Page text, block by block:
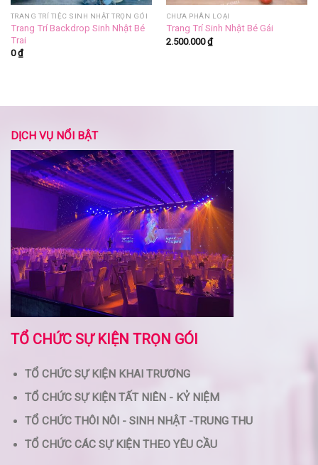
TRANG TRÍ TIỆC SINH NHẬT TRỌN GÓI
Trang Trí Backdrop Sinh Nhật Bé
Trai
0₫
CHƯA PHÂN LOẠI
Trang Trí Sinh Nhật Bé Gái
2.500.000₫
DỊCH VỤ NỔI BẬT
TỔ CHỨC SỰ KIỆN TRỌN GÓI
TỔ CHỨC SỰ KIỆN KHAI TRƯƠNG
TỔ CHỨC SỰ KIỆN TẤT NIÊN - KỶ NIỆM
TỔ CHỨC THÔI NÔI - SINH NHẬT -TRUNG THU
TỔ CHỨC CÁC SỰ KIỆN THEO YÊU CẦU